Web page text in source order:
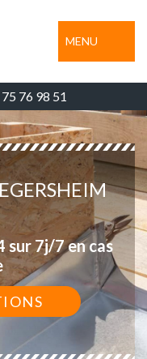
MENU
76 98 51
sur 7j/7 en cas